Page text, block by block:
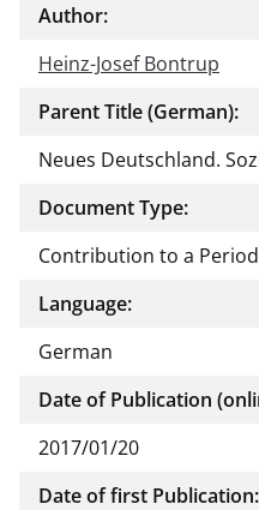
Author:
Heinz-Josef Bontrup
Parent Title (German):
Neues Deutschland.
Document Type:
Contribution to a
Language:
German
Date of Publication
2017/01/20
Date of first Publication: